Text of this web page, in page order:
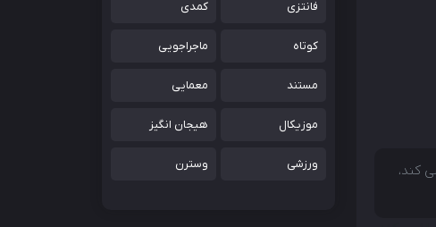
کند،
فانتزی کمدی
کوتاه ماجراجویی
مستند معمایی
موزیکال هیجان انگیز
ورزشی وسترن